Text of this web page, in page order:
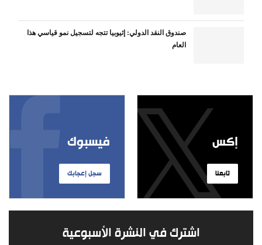
صندوق النقد الدولي: إثيوبيا تتجه لتسجيل نمو قياسي هذا
العام
فيسبوك
سجل إعجابك
إكس
تابعنا
اشترك في النشرة الأسبوعية